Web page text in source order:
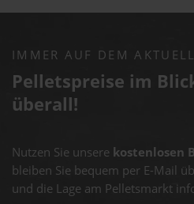
IMMER AUF DEM
Pelletspreise im
überall!
Nutzen Sie unsere kostenlosen
bleiben Sie bequem per E-Mail
und die Lage am Pelletsmarkt